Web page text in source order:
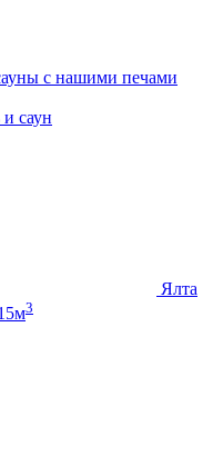
с нашими печами
саун
Ялта
3